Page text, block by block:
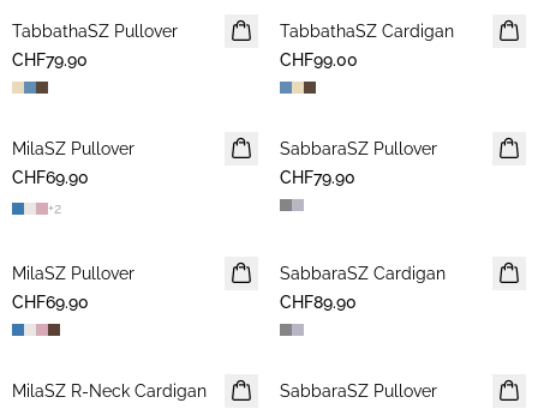
NEUHEIT
TabbathaSZ Pullover
CHF79.90
NEUHEIT
TabbathaSZ Cardigan
CHF99.00
NEUHEIT
2 FOR 120 CHF
MilaSZ Pullover
CHF69.90
+2
NEUHEIT
SabbaraSZ Pullover
CHF79.90
NEUHEIT
2 FOR 120 CHF
MilaSZ Pullover
CHF69.90
NEUHEIT
SabbaraSZ Cardigan
CHF89.90
NEUHEIT
MilaSZ R-Neck Cardigan
NEUHEIT
SabbaraSZ Pullover